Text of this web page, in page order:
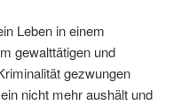
Leben in einem
gewalttätigen und
gezwungen
nicht mehr aushält und